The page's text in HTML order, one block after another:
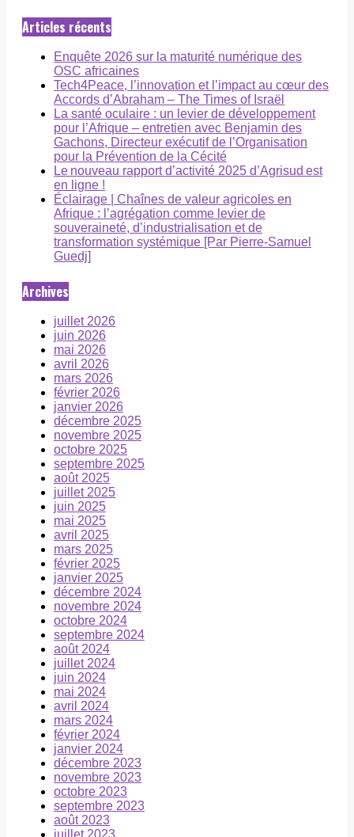
Articles récents
Enquête 2026 sur la maturité numérique des
OSC africaines
Tech4Peace, l’innovation et l’impact au cœur des
Accords d’Abraham – The Times of Israël
La santé oculaire : un levier de développement
pour l’Afrique – entretien avec Benjamin des
Gachons, Directeur exécutif de l’Organisation
pour la Prévention de la Cécité
Le nouveau rapport d’activité 2025 d’Agrisud est
en ligne !
Éclairage | Chaînes de valeur agricoles en
Afrique : l’agrégation comme levier de
souveraineté, d’industrialisation et de
transformation systémique [Par Pierre-Samuel
Guedj]
Archives
juillet 2026
juin 2026
mai 2026
avril 2026
mars 2026
février 2026
janvier 2026
décembre 2025
novembre 2025
octobre 2025
septembre 2025
août 2025
juillet 2025
juin 2025
mai 2025
avril 2025
mars 2025
février 2025
janvier 2025
décembre 2024
novembre 2024
octobre 2024
septembre 2024
août 2024
juillet 2024
juin 2024
mai 2024
avril 2024
mars 2024
février 2024
janvier 2024
décembre 2023
novembre 2023
octobre 2023
septembre 2023
août 2023
juillet 2023